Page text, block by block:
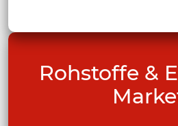
Rohstoffe &